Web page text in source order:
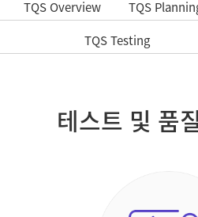
TQS Overview TQS
TQS Testing
테스트 및 품